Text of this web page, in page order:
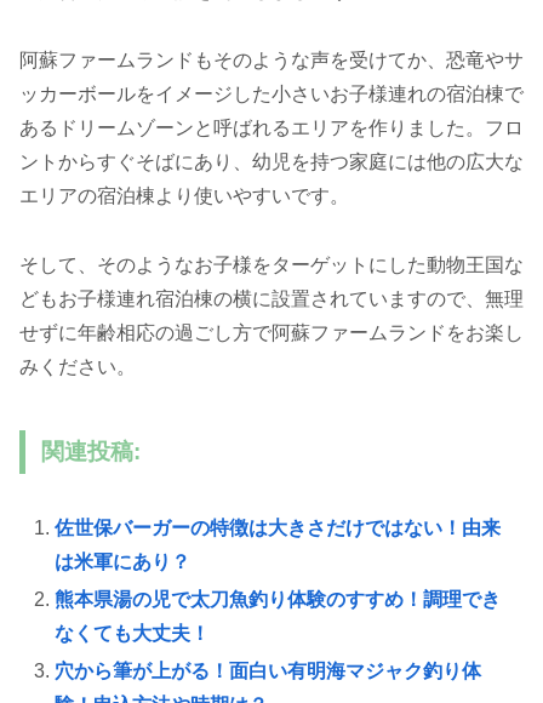
阿蘇ファームランドもそのような声を受けてか、恐竜やサ
ッカーボールをイメージした小さいお子様連れの宿泊棟で
あるドリームゾーンと呼ばれるエリアを作りました。フロ
ントからすぐそばにあり、幼児を持つ家庭には他の広大な
エリアの宿泊棟より使いやすいです。
そして、そのようなお子様をターゲットにした動物王国な
どもお子様連れ宿泊棟の横に設置されていますので、無理
せずに年齢相応の過ごし方で阿蘇ファームランドをお楽し
みください。
関連投稿:
佐世保バーガーの特徴は大きさだけではない！由来
は米軍にあり？
熊本県湯の児で太刀魚釣り体験のすすめ！調理でき
なくても大丈夫！
穴から筆が上がる！面白い有明海マジャク釣り体